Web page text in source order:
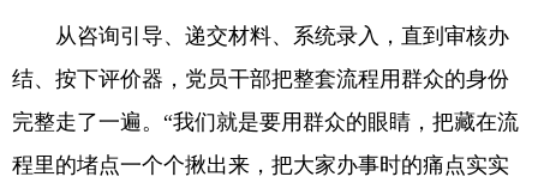
从咨询引导、递交材料、系统录入，直到审核办
结、按下评价器，党员干部把整套流程用群众的身份
完整走了一遍。“我们就是要用群众的眼睛，把藏在流
程里的堵点一个个揪出来，把大家办事时的痛点实实